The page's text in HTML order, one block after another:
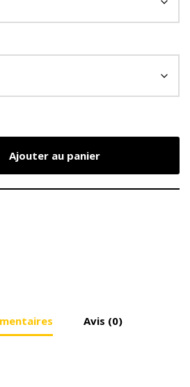
Ajouter au panier
Avis (0)